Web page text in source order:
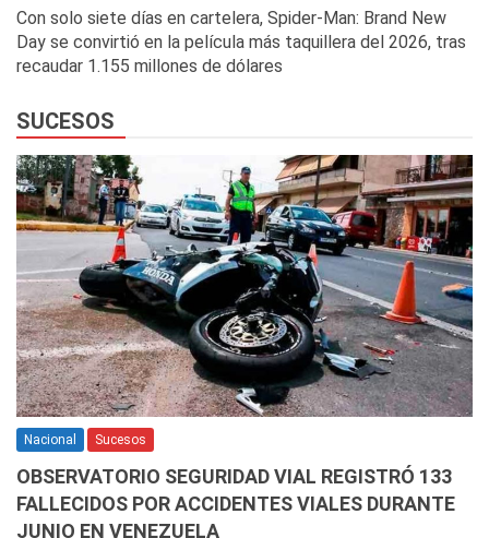
Con solo siete días en cartelera, Spider-Man: Brand New
Day se convirtió en la película más taquillera del 2026, tras
recaudar 1.155 millones de dólares
SUCESOS
Nacional Sucesos
OBSERVATORIO SEGURIDAD VIAL REGISTRÓ 133
FALLECIDOS POR ACCIDENTES VIALES DURANTE
JUNIO EN VENEZUELA